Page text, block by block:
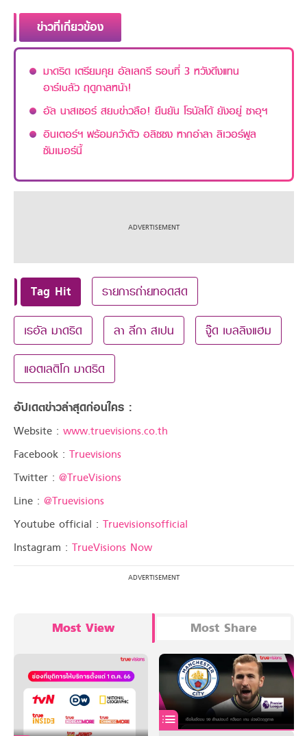
ข่าวที่เกี่ยวข้อง
มาดริด เตรียมคุย อัลเลกรี รอบที่ 3 หวังดึงแทน
อาร์เบลัว ฤดูกาลหน้า!
อัล นาสเซอร์ สยบข่าวลือ! ยืนยัน โรนัลโด้ ยังอยู่ ซาอุฯ
อินเตอร์ฯ พร้อมคว้าตัว อลิซซง หากอำลา ลิเวอร์พูล
ซัมเมอร์นี้
Tag Hit รายการถ่ายทอดสด
เรอัล มาดริด ลา ลีกา สเปน จู๊ด เบลลิงแฮม
แอตเลติโก มาดริด
อัปเดตข่าวล่าสุดก่อนใคร :
Website : www.truevisions.co.th
Facebook : Truevisions
Twitter : @TrueVisions
Line : @Truevisions
Youtube official : Truevisionsofficial
Instagram : TrueVisions Now
Most View Most Share